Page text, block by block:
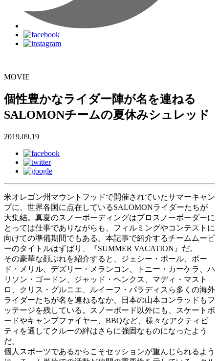
MOVIE
個性豊かなライダー陣が名を連ねる
SALOMONチームの夏休みシュレッド
2019.09.19
米オレゴン州マウントフッドで開催されていたサマーキャン
プに、世界各国に点在しているSALOMONライダーたちが
大集結。真夏のスノーボーディングはプロスノーボーダーに
とっては仕事でありながらも、フィルミングやコンテストに
向けての準備期間でもある。本記事で紹介するチームムービ
ーのタイトルはずばり、『SUMMER VACATION』だ。
その豪華な顔ぶれを紹介すると、ジェシー・ポール、ボー
ド・メリル、デズリー・メランコン、トニー・カーケラ、ハ
リソン・ゴードン、ジャッド・ヘンクス、マディ・マスト
ロ、クリス・グルニエ、ルイーフ・パラディスら多くの海外
ライダーたちが名を連ねるなか、日本の山本コンラッドもフ
ッテージを残している。スノーボード以外にも、スケートボ
ードやキャンプファイヤー、BBQなど、様々なアクティビ
ティを通してクルーの絆はさらに強固なものになったよう
だ。
個人スポーツであるからこそセッションが重んじられるよう